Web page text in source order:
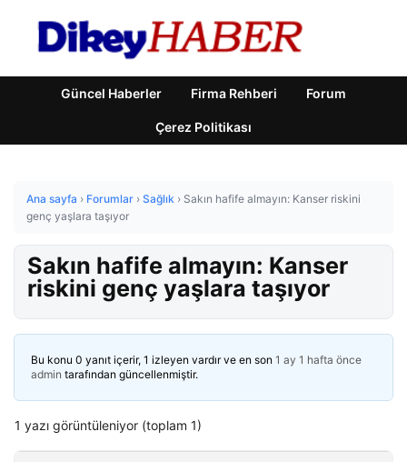
Güncel Haberler Firma Rehberi Forum
Çerez Politikası
Ana sayfa › Forumlar › Sağlık › Sakın hafife almayın: Kanser riskini
genç yaşlara taşıyor
Sakın hafife almayın: Kanser
riskini genç yaşlara taşıyor
Bu konu 0 yanıt içerir, 1 izleyen vardır ve en son 1 ay 1 hafta önce
admin tarafından güncellenmiştir.
1 yazı görüntüleniyor (toplam 1)